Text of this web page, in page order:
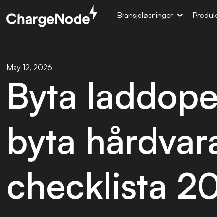
Bransjeløsninger
May 12, 2026
Byta
byta
checklista